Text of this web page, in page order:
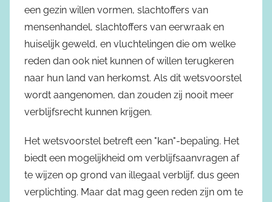
een gezin willen vormen, slachtoffers van
mensenhandel, slachtoffers van eerwraak en
huiselijk geweld, en vluchtelingen die om welke
reden dan ook niet kunnen of willen terugkeren
naar hun land van herkomst. Als dit wetsvoorstel
wordt aangenomen, dan zouden zij nooit meer
verblijfsrecht kunnen krijgen.
Het wetsvoorstel betreft een "kan"-bepaling. Het
biedt een mogelijkheid om verblijfsaanvragen af
te wijzen op grond van illegaal verblijf, dus geen
verplichting. Maar dat mag geen reden zijn om te